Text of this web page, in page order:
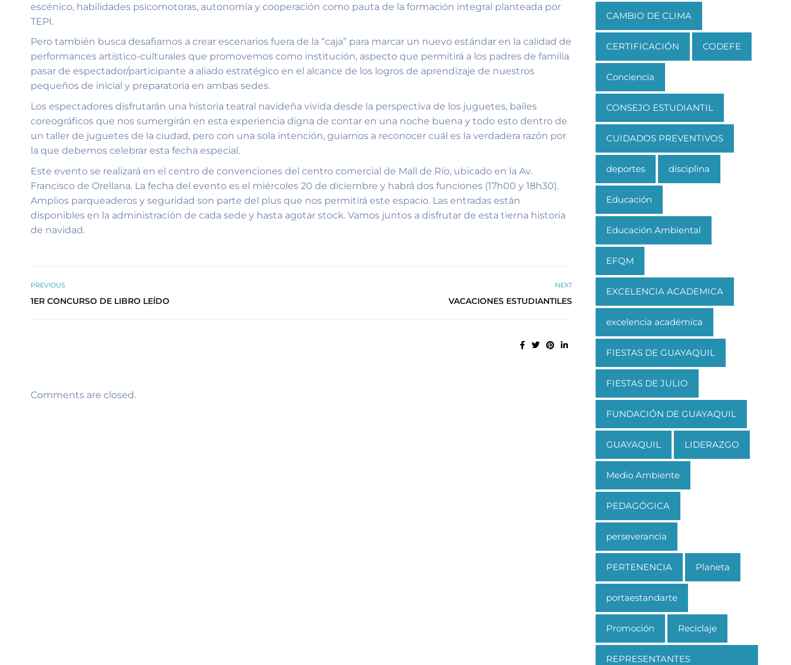
escénico, habilidades psicomotoras, autonomía y cooperación como pauta de la formación integral planteada por
TEPI.
Pero también busca desafiarnos a crear escenarios fuera de la “caja” para marcar un nuevo estándar en la calidad de
performances artístico-culturales que promovemos como institución, aspecto que permitirá a los padres de familia
pasar de espectador/participante a aliado estratégico en el alcance de los logros de aprendizaje de nuestros
pequeños de inicial y preparatoria en ambas sedes.
Los espectadores disfrutarán una historia teatral navideña vivida desde la perspectiva de los juguetes, bailes
coreográficos que nos sumergirán en esta experiencia digna de contar en una noche buena y todo esto dentro de
un taller de juguetes de la ciudad, pero con una sola intención, guiarnos a reconocer cuál es la verdadera razón por
la que debemos celebrar esta fecha especial.
Este evento se realizará en el centro de convenciones del centro comercial de Mall de Río, ubicado en la Av.
Francisco de Orellana. La fecha del evento es el miércoles 20 de diciembre y habrá dos funciones (17h00 y 18h30).
Amplios parqueaderos y seguridad son parte del plus que nos permitirá este espacio. Las entradas están
disponibles en la administración de cada sede y hasta agotar stock. Vamos juntos a disfrutar de esta tierna historia
de navidad.
PREVIOUS
1ER CONCURSO DE LIBRO LEÍDO
NEXT
VACACIONES ESTUDIANTILES
Comments are closed.
CAMBIO DE CLIMA
CERTIFICACIÓN CODEFE
Conciencia
CONSEJO ESTUDIANTIL
CUIDADOS PREVENTIVOS
deportes disciplina
Educación
Educación Ambiental
EFQM
EXCELENCIA ACADEMICA
excelencia académica
FIESTAS DE GUAYAQUIL
FIESTAS DE JULIO
FUNDACIÓN DE GUAYAQUIL
GUAYAQUIL LIDERAZGO
Medio Ambiente
PEDAGÓGICA
perseverancia
PERTENENCIA Planeta
portaestandarte
Promoción Reciclaje
REPRESENTANTES